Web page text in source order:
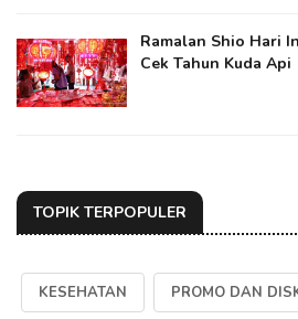
Ramalan Shio Hari
Cek Tahun Kuda Api
TOPIK TERPOPULER
KESEHATAN PROMO DAN